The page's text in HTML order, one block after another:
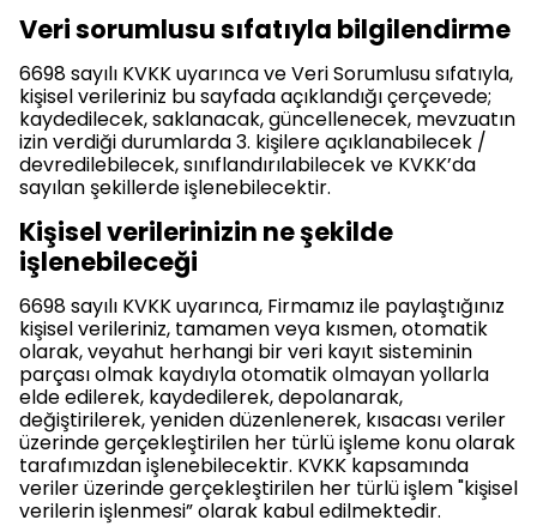
Veri sorumlusu sıfatıyla bilgilendirme
6698 sayılı KVKK uyarınca ve Veri Sorumlusu sıfatıyla,
kişisel verileriniz bu sayfada açıklandığı çerçevede;
kaydedilecek, saklanacak, güncellenecek, mevzuatın
izin verdiği durumlarda 3. kişilere açıklanabilecek /
devredilebilecek, sınıflandırılabilecek ve KVKK’da
sayılan şekillerde işlenebilecektir.
Kişisel verilerinizin ne şekilde
işlenebileceği
6698 sayılı KVKK uyarınca, Firmamız ile paylaştığınız
kişisel verileriniz, tamamen veya kısmen, otomatik
olarak, veyahut herhangi bir veri kayıt sisteminin
parçası olmak kaydıyla otomatik olmayan yollarla
elde edilerek, kaydedilerek, depolanarak,
değiştirilerek, yeniden düzenlenerek, kısacası veriler
üzerinde gerçekleştirilen her türlü işleme konu olarak
tarafımızdan işlenebilecektir. KVKK kapsamında
veriler üzerinde gerçekleştirilen her türlü işlem "kişisel
verilerin işlenmesi” olarak kabul edilmektedir.